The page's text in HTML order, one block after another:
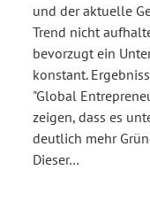
und der aktuelle
Trend nicht
bevorzugt ein
konstant.
"Global
zeigen, dass es
deutlich mehr
Dieser…